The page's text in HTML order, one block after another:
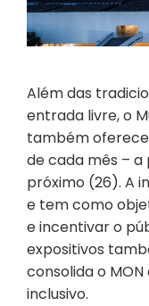
Além das
entrada livre, o
também
de cada mês –
próximo (26). A
e tem como
e incentivar o
expositivos
consolida o
inclusivo.